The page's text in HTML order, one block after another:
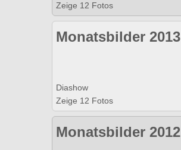
Zeige 12 Fotos
Monatsbilder 2013
Diashow
Zeige 12 Fotos
Monatsbilder 2012